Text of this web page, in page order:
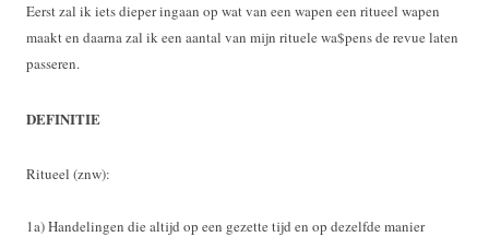
Eerst zal ik iets dieper ingaan op wat van een wapen een ritueel wapen
maakt en daarna zal ik een aantal van mijn rituele wa$pens de revue laten
passeren.
DEFINITIE
Ritueel (znw):
1a) Handelingen die altijd op een gezette tijd en op dezelfde manier